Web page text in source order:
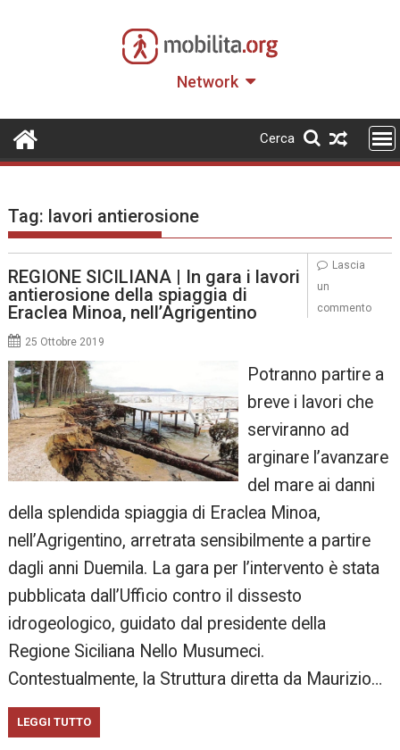
Network
Cerca
Tag: lavori antierosione
REGIONE SICILIANA | In gara i lavori
antierosione della spiaggia di
Eraclea Minoa, nell’Agrigentino
25 Ottobre 2019
Potranno partire a
breve i lavori che
serviranno ad
arginare l’avanzare
del mare ai danni
della splendida spiaggia di Eraclea Minoa,
nell’Agrigentino, arretrata sensibilmente a partire
dagli anni Duemila. La gara per l’intervento è stata
pubblicata dall’Ufficio contro il dissesto
idrogeologico, guidato dal presidente della
Regione Siciliana Nello Musumeci.
Contestualmente, la Struttura diretta da Maurizio…
LEGGI TUTTO
Lascia
un
commento